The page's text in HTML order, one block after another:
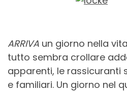
ARRIVA un giorno nella
tutto sembra crollare
apparenti, le rassicuranti
e familiari. Un giorno nel